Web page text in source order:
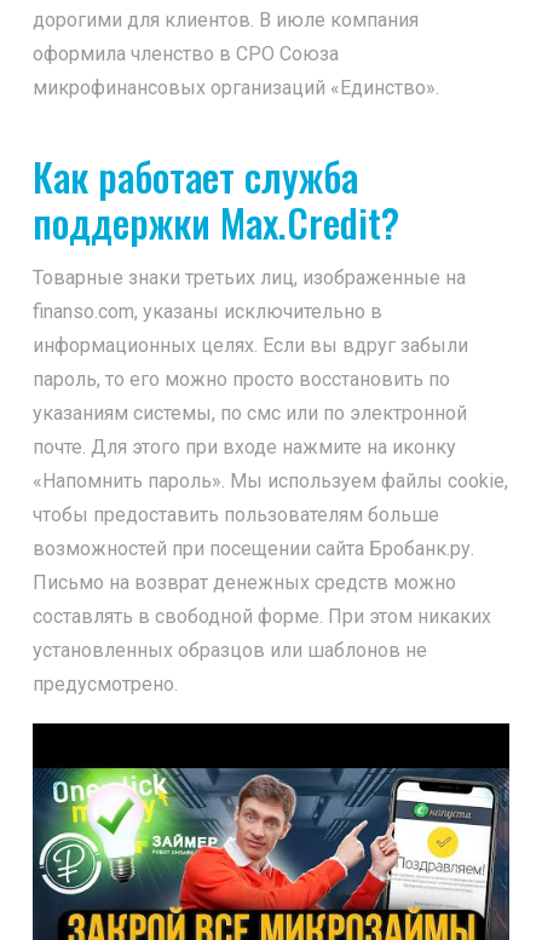
дорогими для клиентов. В июле компания
оформила членство в СРО Союза
микрофинансовых организаций «Единство».
Как работает служба
поддержки Max.Credit?
Товарные знаки третьих лиц, изображенные на
finanso.com, указаны исключительно в
информационных целях. Если вы вдруг забыли
пароль, то его можно просто восстановить по
указаниям системы, по смс или по электронной
почте. Для этого при входе нажмите на иконку
«Напомнить пароль». Мы используем файлы cookie,
чтобы предоставить пользователям больше
возможностей при посещении сайта Бробанк.ру.
Письмо на возврат денежных средств можно
составлять в свободной форме. При этом никаких
установленных образцов или шаблонов не
предусмотрено.